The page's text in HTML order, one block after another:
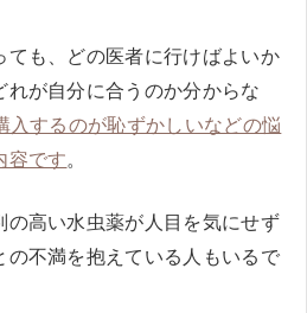
ても、どの医者に行けばよいか
が自分に合うのか分からな
入するのが恥ずかしいなどの悩
容です。
の高い水虫薬が人目を気にせず
の不満を抱えている人もいるで